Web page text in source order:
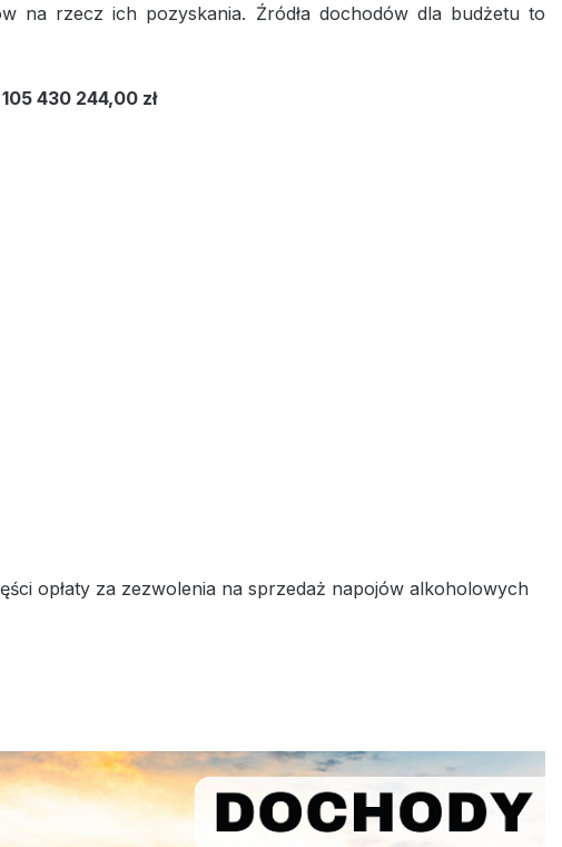
na rzecz ich pozyskania. Źródła dochodów dla budżetu to
105 430 244,00 zł
opłaty za zezwolenia na sprzedaż napojów alkoholowych